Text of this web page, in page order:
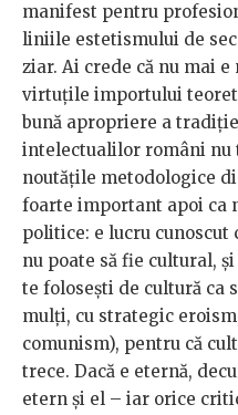
manifest pentru
liniile estetismului de
ziar. Ai crede că nu mai
virtuțile importului
bună apropriere a
intelectualilor români nu
noutățile metodologice
foarte important apoi ca
politice: e lucru cunoscut
nu poate să fie cultural,
te folosești de cultură ca
mulți, cu strategic
comunism), pentru că
trece. Dacă e eternă,
etern și el – iar orice